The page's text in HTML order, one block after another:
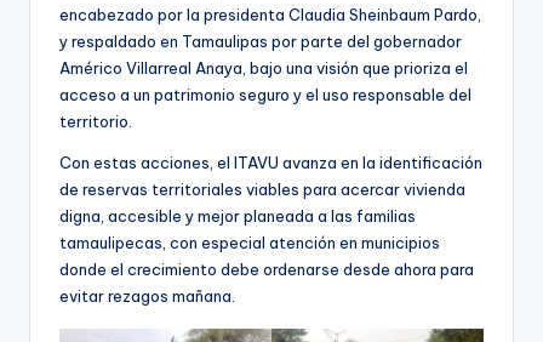
encabezado por la presidenta Claudia Sheinbaum Pardo,
y respaldado en Tamaulipas por parte del gobernador
Américo Villarreal Anaya, bajo una visión que prioriza el
acceso a un patrimonio seguro y el uso responsable del
territorio.
Con estas acciones, el ITAVU avanza en la identificación
de reservas territoriales viables para acercar vivienda
digna, accesible y mejor planeada a las familias
tamaulipecas, con especial atención en municipios
donde el crecimiento debe ordenarse desde ahora para
evitar rezagos mañana.